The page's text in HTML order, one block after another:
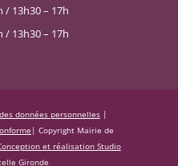
/ 13h30 – 17h
/ 13h30 – 17h
données personnelles|
| Copyright Mairie de
et réalisation Studio
Gironde